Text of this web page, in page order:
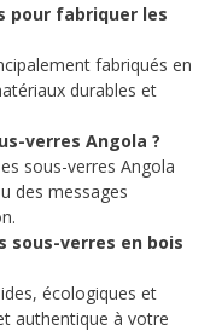
pour fabriquer les
fabriqués en
durables et
verres Angola ?
sous-verres Angola
des messages
sous-verres en bois
écologiques et
authentique à votre